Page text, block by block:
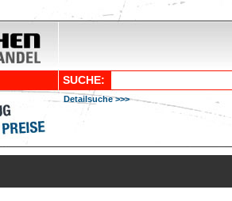
SUCHE:
Detailsuche >>>